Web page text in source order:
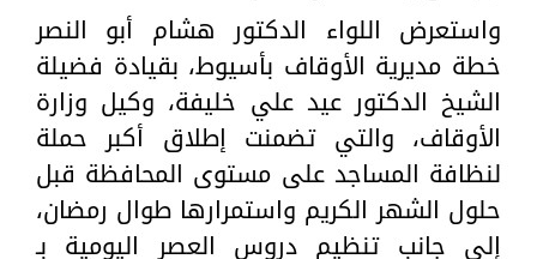
واستعرض اللواء الدكتور هشام أبو النصر
خطة مديرية الأوقاف بأسيوط، بقيادة فضيلة
الشيخ الدكتور عيد علي خليفة، وكيل وزارة
الأوقاف، والتي تضمنت إطلاق أكبر حملة
لنظافة المساجد على مستوى المحافظة قبل
حلول الشهر الكريم واستمرارها طوال رمضان،
إلى جانب تنظيم دروس العصر اليومية بـ